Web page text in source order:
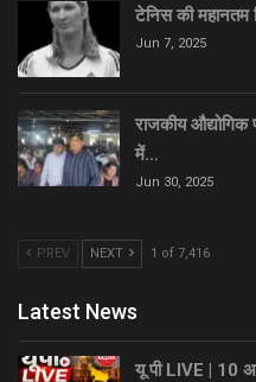
टेनिस की महानतम
Jun 7, 2025
राजकीय
में…
Jun 30, 2025
PREV NEXT 1 of 7,416
Latest News
यू पी LIVE | 10